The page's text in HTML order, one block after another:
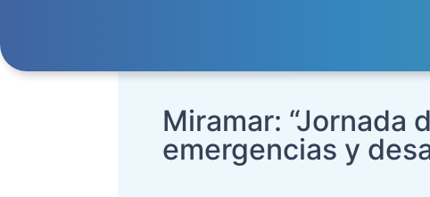
Miramar: “Jornada
emergencias y